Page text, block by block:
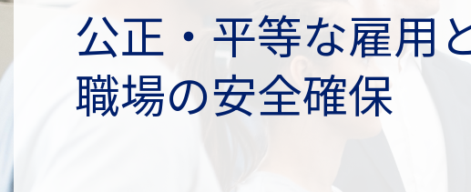
公正・平等な雇用
職場の安全確保